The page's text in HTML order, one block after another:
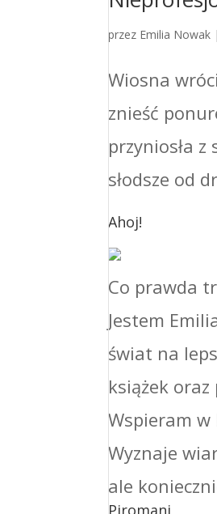
przez Emilia Nowak
Wiosna
znieść
przyniosła
słodsze od
Ahoj!
Co prawda
Jestem
świat na
książek
Wspieram
Wyznaje
ale
Piromani